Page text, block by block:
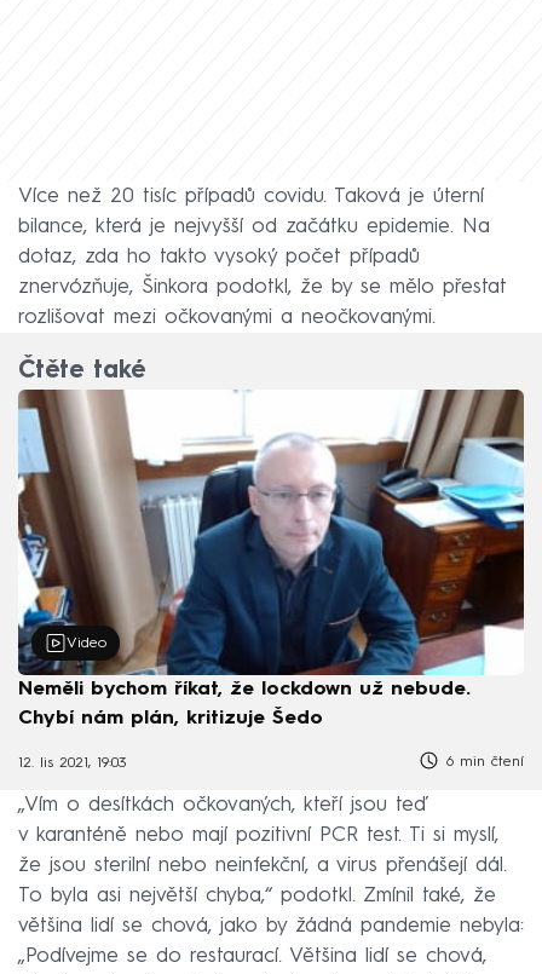
Více než 20 tisíc případů covidu. Taková je úterní
bilance, která je nejvyšší od začátku epidemie. Na
dotaz, zda ho takto vysoký počet případů
znervózňuje, Šinkora podotkl, že by se mělo přestat
rozlišovat mezi očkovanými a neočkovanými.
Čtěte také
Video
Neměli bychom říkat, že lockdown už nebude.
Chybí nám plán, kritizuje Šedo
12. lis 2021, 19:03 6 min čtení
„Vím o desítkách očkovaných, kteří jsou teď
v karanténě nebo mají pozitivní PCR test. Ti si myslí,
že jsou sterilní nebo neinfekční, a virus přenášejí dál.
To byla asi největší chyba,“ podotkl. Zmínil také, že
většina lidí se chová, jako by žádná pandemie nebyla:
„Podívejme se do restaurací. Většina lidí se chová,